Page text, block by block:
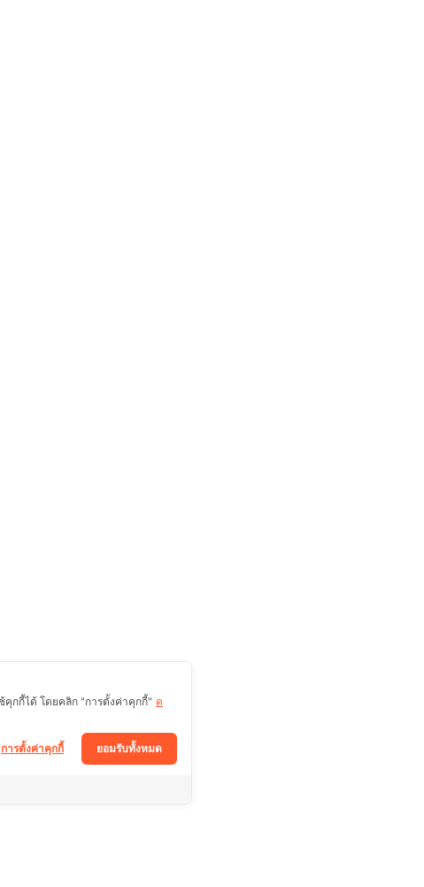
คุกกี้ได้ โดยคลิก "การตั้งค่าคุกกี้" ค
ยอมรับทั้งหมด
การตั้งค่าคุกกี้